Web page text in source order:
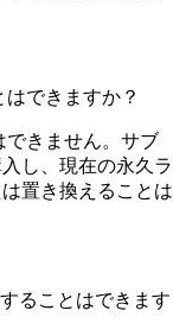
できますか？
できません。サブ
し、現在の永久ラ
置き換えることは
ることはできます